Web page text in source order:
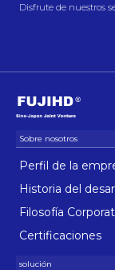
Disfrute de nuestros
Perfil de la
Historia del
Filosofía
Certificaciones